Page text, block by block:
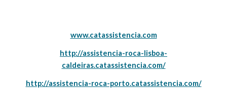
www.catassistencia.com
http://assistencia-roca-lisboa-
caldeiras.catassistencia.com/
http://assistencia-roca-porto.catassistencia.com/